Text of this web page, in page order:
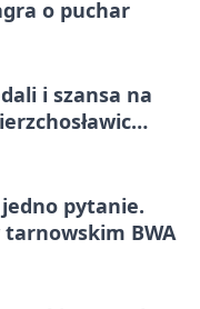
o puchar
i szansa na
pytanie.
BWA